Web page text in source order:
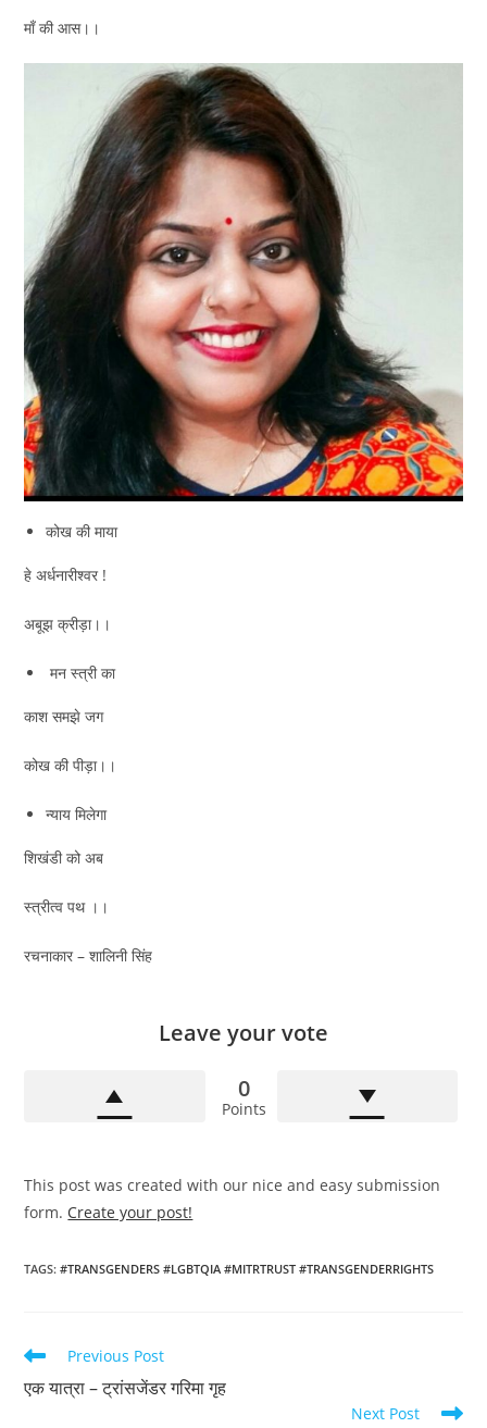
माँ की आस।।
कोख की माया
हे अर्धनारीश्वर !
अबूझ क्रीड़ा।।
मन स्त्री का
काश समझे जग
कोख की पीड़ा।।
न्याय मिलेगा
शिखंडी को अब
स्त्रीत्व पथ ।।
रचनाकार – शालिनी सिंह
Leave your vote
0
Points
This post was created with our nice and easy submission
form. Create your post!
TAGS:#TRANSGENDERS #LGBTQIA #MITRTRUST #TRANSGENDERRIGHTS
Read
articles
Previous Post
एक यात्रा – ट्रांसजेंडर गरिमा गृह
Next Post